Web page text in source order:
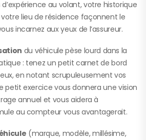
au volant, votre historique
lieu de résidence façonnent le
incarnez aux yeux de l’assureur.
du véhicule pèse lourd dans la
: tenez un petit carnet de bord
en notant scrupuleusement vos
petit exercice vous donnera une vision
annuel et vous aidera à
au compteur vous avantagerait.
(marque, modèle, millésime,